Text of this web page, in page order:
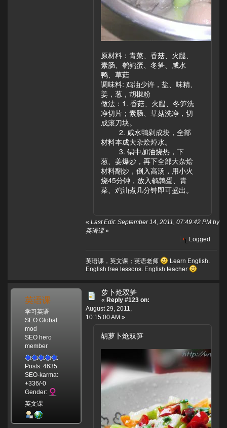
原材料：青菜、香菇、火腿、
素肠、鹌鹑蛋、冬笋、咸水
鸭、草菇
调味料: 鸡油少许，盐、味精、
姜，葱，胡椒粉
做法：1. 香菇、火腿、冬笋洗
净切片；素肠、草菇洗净，切
成滚刀块。
2. 咸水鸭剁成块，全部
材料本成大杂烩焯水。
3. 锅中加油烧热，下
葱、姜爆炒，再下全部大杂烩
材料翻炒，倒入高汤，用小火
烧45分钟，放入鹌鹑蛋、青
菜、鸡油煮几分钟即可盛出。
« Last Edit: September 14, 2011, 07:49:42 PM by
英语课»
Logged
英语课，英文课；英语老师
Learn English.
English free lessons. English teacher
英语课
学习英语
SEO Global
mod
SEO hero
member
Posts: 4635
SEO-karma:
+336/-0
Gender:
英文课
萝卜炝双笋
« Reply #123 on:
August 29, 2011,
10:15:00 AM »
胡萝卜炝双笋